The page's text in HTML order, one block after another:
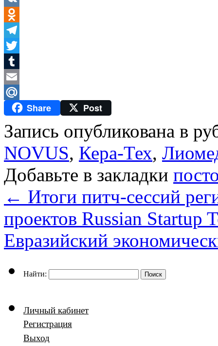
VK
Odnoklassniki
Telegram
Twitter
Tumblr
Email
Mail.RuShare Post
Запись опубликована в
NOVUS, Кера-Тех,
Добавьте в закладки
← Итоги питч-сессий
проектов Russian Startup
Евразийский
Найти:
Личный кабинет
Регистрация
Выход